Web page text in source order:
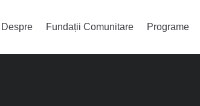
Despre Fundații Comunitare Programe